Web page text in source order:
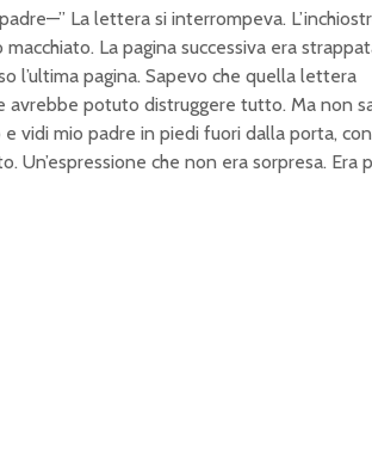
La lettera si interrompeva.
La pagina successiva era
l’ultima pagina. Sapevo che quella lettera
avrebbe potuto distruggere tutto. Ma non
vidi mio padre in piedi fuori dalla porta, con
Un’espressione che non era sorpresa. Era